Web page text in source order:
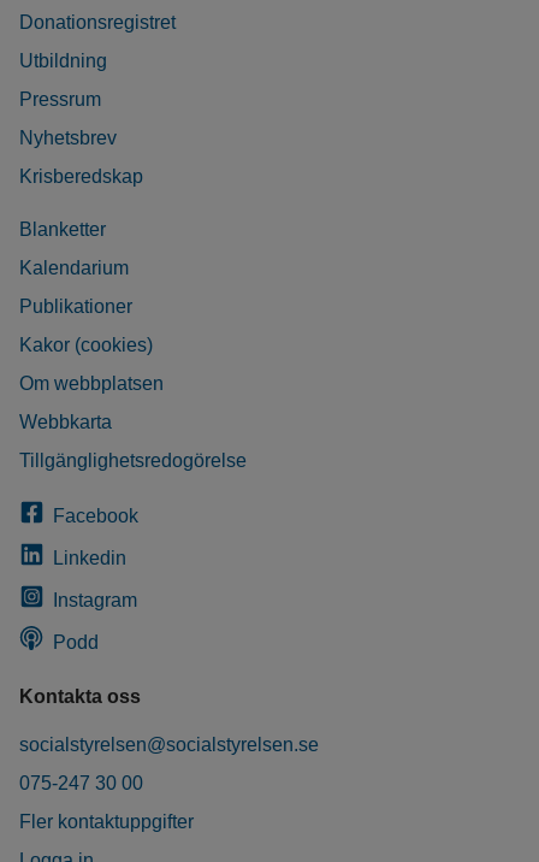
Donationsregistret
Utbildning
Pressrum
Nyhetsbrev
Krisberedskap
Blanketter
Kalendarium
Publikationer
Kakor (cookies)
Om webbplatsen
Webbkarta
Tillgänglighetsredogörelse
Facebook
Linkedin
Instagram
Podd
Kontakta oss
socialstyrelsen@socialstyrelsen.se
075-247 30 00
Fler kontaktuppgifter